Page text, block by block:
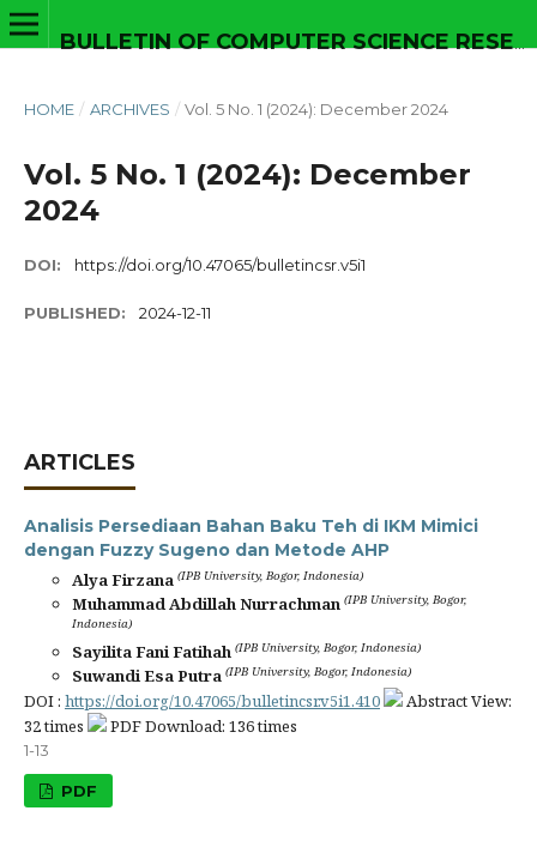
HOME / ARCHIVES / Vol. 5 No. 1 (2024): December 2024
Vol. 5 No. 1 (2024): December
2024
DOI: https://doi.org/10.47065/bulletincsr.v5i1
PUBLISHED: 2024-12-11
ARTICLES
Analisis Persediaan Bahan Baku Teh di IKM Mimici
dengan Fuzzy Sugeno dan Metode AHP
Alya Firzana (IPB University, Bogor, Indonesia)
Muhammad Abdillah Nurrachman (IPB University, Bogor,
Indonesia)
Sayilita Fani Fatihah (IPB University, Bogor, Indonesia)
Suwandi Esa Putra (IPB University, Bogor, Indonesia)
DOI : https://doi.org/10.47065/bulletincsr.v5i1.410
Abstract View:
32 times
PDF Download: 136 times
1-13
PDF